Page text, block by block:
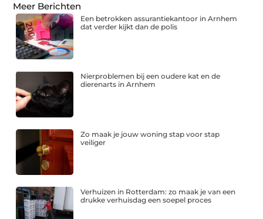
Meer Berichten
Een betrokken assurantiekantoor in Arnhem
dat verder kijkt dan de polis
Nierproblemen bij een oudere kat en de
dierenarts in Arnhem
Zo maak je jouw woning stap voor stap
veiliger
Verhuizen in Rotterdam: zo maak je van een
drukke verhuisdag een soepel proces